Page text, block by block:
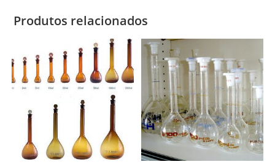
Produtos relacionados